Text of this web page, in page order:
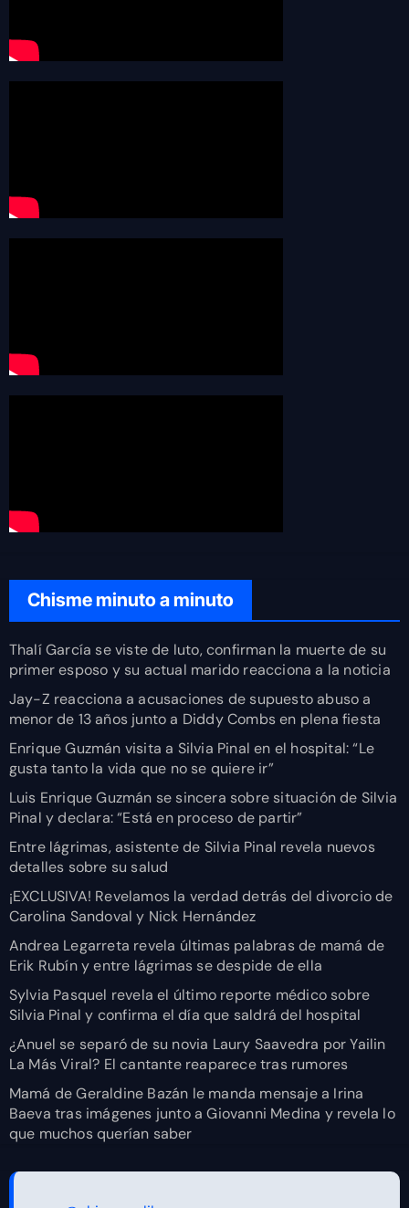
Chisme minuto a minuto
Thalí García se viste de luto, confirman la muerte de su
primer esposo y su actual marido reacciona a la noticia
Jay-Z reacciona a acusaciones de supuesto abuso a
menor de 13 años junto a Diddy Combs en plena fiesta
Enrique Guzmán visita a Silvia Pinal en el hospital: “Le
gusta tanto la vida que no se quiere ir”
Luis Enrique Guzmán se sincera sobre situación de Silvia
Pinal y declara: “Está en proceso de partir”
Entre lágrimas, asistente de Silvia Pinal revela nuevos
detalles sobre su salud
¡EXCLUSIVA! Revelamos la verdad detrás del divorcio de
Carolina Sandoval y Nick Hernández
Andrea Legarreta revela últimas palabras de mamá de
Erik Rubín y entre lágrimas se despide de ella
Sylvia Pasquel revela el último reporte médico sobre
Silvia Pinal y confirma el día que saldrá del hospital
¿Anuel se separó de su novia Laury Saavedra por Yailin
La Más Viral? El cantante reaparece tras rumores
Mamá de Geraldine Bazán le manda mensaje a Irina
Baeva tras imágenes junto a Giovanni Medina y revela lo
que muchos querían saber